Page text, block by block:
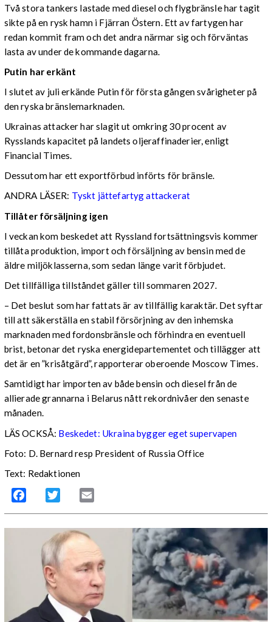
Två stora tankers lastade med diesel och flygbränsle har tagit
sikte på en rysk hamn i Fjärran Östern. Ett av fartygen har
redan kommit fram och det andra närmar sig och förväntas
lasta av under de kommande dagarna.
Putin har erkänt
I slutet av juli erkände Putin för första gången svårigheter på
den ryska bränslemarknaden.
Ukrainas attacker har slagit ut omkring 30 procent av
Rysslands kapacitet på landets oljeraffinaderier, enligt
Financial Times.
Dessutom har ett exportförbud införts för bränsle.
ANDRA LÄSER: Tyskt jättefartyg attackerat
Tillåter försäljning igen
I veckan kom beskedet att Ryssland fortsättningsvis kommer
tillåta produktion, import och försäljning av bensin med de
äldre miljöklasserna, som sedan länge varit förbjudet.
Det tillfälliga tillståndet gäller till sommaren 2027.
– Det beslut som har fattats är av tillfällig karaktär. Det syftar
till att säkerställa en stabil försörjning av den inhemska
marknaden med fordonsbränsle och förhindra en eventuell
brist, betonar det ryska energidepartementet och tillägger att
det är en ”krisåtgärd”, rapporterar oberoende Moscow Times.
Samtidigt har importen av både bensin och diesel från de
allierade grannarna i Belarus nått rekordnivåer den senaste
månaden.
LÄS OCKSÅ: Beskedet: Ukraina bygger eget supervapen
Foto: D. Bernard resp President of Russia Office
Text: Redaktionen
Facebook Twitter